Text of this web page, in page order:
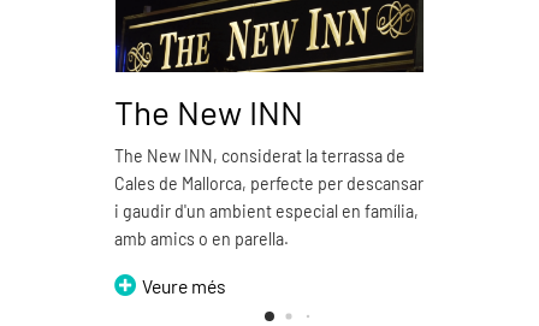
The New INN
The New INN, considerat la terrassa de
Cales de Mallorca, perfecte per descansar
i gaudir d'un ambient especial en família,
amb amics o en parella.
Veure més